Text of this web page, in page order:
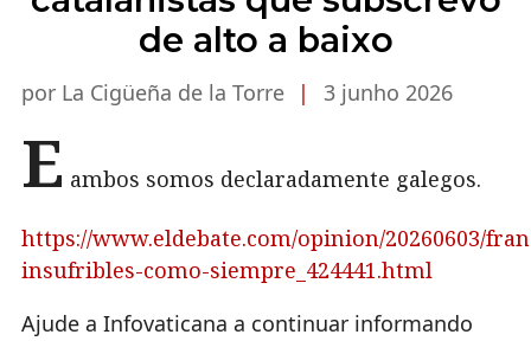
de alto a baixo
por La Cigüeña de la Torre | 3 junho 2026
E ambos somos declaradamente galegos.
https://www.eldebate.com/opinion/20260603/
insufribles-como-siempre_424441.html
Ajude a Infovaticana a continuar informando